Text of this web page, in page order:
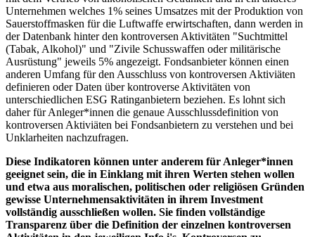
Unternehmen welches 1% seines Umsatzes mit der Produktion von
Sauerstoffmasken für die Luftwaffe erwirtschaften, dann werden in
der Datenbank hinter den kontroversen Aktivitäten "Suchtmittel
(Tabak, Alkohol)" und "Zivile Schusswaffen oder militärische
Ausrüstung" jeweils 5% angezeigt. Fondsanbieter können einen
anderen Umfang für den Ausschluss von kontroversen Aktiviäten
definieren oder Daten über kontroverse Aktivitäten von
unterschiedlichen ESG Ratinganbietern beziehen. Es lohnt sich
daher für Anleger*innen die genaue Ausschlussdefinition von
kontroversen Aktiviäten bei Fondsanbietern zu verstehen und bei
Unklarheiten nachzufragen.
Diese Indikatoren können unter anderem für Anleger*innen
geeignet sein, die in Einklang mit ihren Werten stehen wollen
und etwa aus moralischen, politischen oder religiösen Gründen
gewisse Unternehmensaktivitäten in ihrem Investment
vollständig ausschließen wollen. Sie finden vollständige
Transparenz über die Definition der einzelnen kontroversen